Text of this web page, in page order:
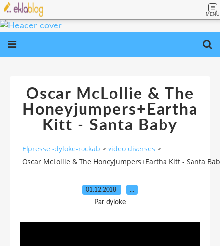
MENU
Oscar McLollie & The
Honeyjumpers+Eartha
Kitt - Santa Baby
Elpresse -dyloke-rockab > video diverses >
Oscar McLollie & The Honeyjumpers+Eartha Kitt - Santa
01.12.2018 …
Par dyloke